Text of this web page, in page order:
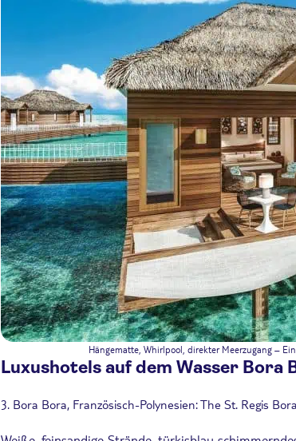
Hängematte, Whirlpool, direkter Meerzugang –
Luxushotels auf dem Wasser Bora
3. Bora Bora, Französisch-Polynesien: The St. Regis